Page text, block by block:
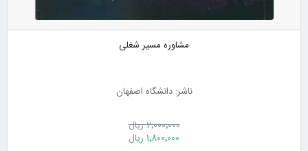
مشاوره مسیر شغلی
ناشر: دانشگاه اصفهان
2٬000٬000 ریال
1٬800٬000 ریال